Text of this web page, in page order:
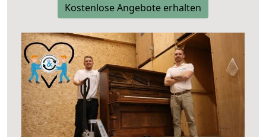
Kostenlose Angebote erhalten